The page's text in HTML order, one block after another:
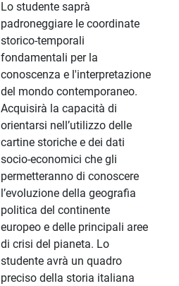
Lo studente saprà
padroneggiare le coordinate
storico-temporali
fondamentali per la
conoscenza e l'interpretazione
del mondo contemporaneo.
Acquisirà la capacità di
orientarsi nell’utilizzo delle
cartine storiche e dei dati
socio-economici che gli
permetteranno di conoscere
l’evoluzione della geografia
politica del continente
europeo e delle principali aree
di crisi del pianeta. Lo
studente avrà un quadro
preciso della storia italiana